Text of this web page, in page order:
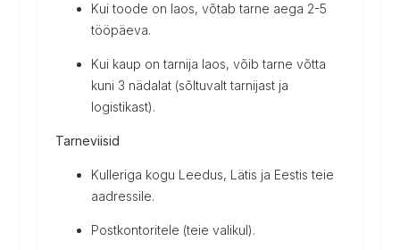
Kui toode on laos, võtab tarne aega 2-5
tööpäeva.
Kui kaup on tarnija laos, võib tarne võtta
kuni 3 nädalat (sõltuvalt tarnijast ja
logistikast).
Tarneviisid
Kulleriga kogu Leedus, Lätis ja Eestis teie
aadressile.
Postkontoritele (teie valikul).